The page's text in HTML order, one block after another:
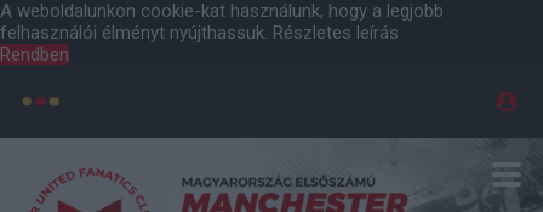
A weboldalunkon cookie-kat használunk, hogy a legjobb
felhasználói élményt nyújthassuk. Részletes leírás
Rendben